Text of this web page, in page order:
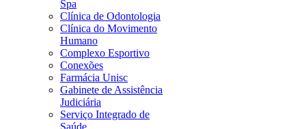
Spa
Clínica de Odontologia
Clínica do Movimento
Humano
Complexo Esportivo
Conexões
Farmácia Unisc
Gabinete de Assistência
Judiciária
Serviço Integrado de
Saúde